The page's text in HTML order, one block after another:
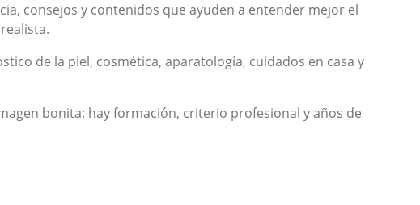
consejos y contenidos que ayuden a entender mejor el
de la piel, cosmética, aparatología, cuidados en casa y
bonita: hay formación, criterio profesional y años de